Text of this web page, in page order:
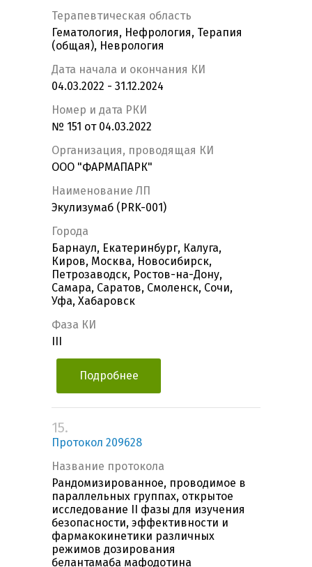
Терапевтическая область
Гематология, Нефрология, Терапия
(общая), Неврология
Дата начала и окончания КИ
04.03.2022 - 31.12.2024
Номер и дата РКИ
№ 151 от 04.03.2022
Организация, проводящая КИ
OOO "ФАРМАПАРК"
Наименование ЛП
Экулизумаб (PRK-001)
Города
Барнаул, Екатеринбург, Калуга,
Киров, Москва, Новосибирск,
Петрозаводск, Ростов-на-Дону,
Самара, Саратов, Смоленск, Сочи,
Уфа, Хабаровск
Фаза КИ
Подробнее
15.
Протокол 209628
Название протокола
Рандомизированное, проводимое в
параллельных группах, открытое
исследование II фазы для изучения
безопасности, эффективности и
фармакокинетики различных
режимов дозирования
белантамаба мафодотина